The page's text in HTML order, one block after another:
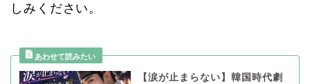
しみください。
【涙が止まらない】韓国時代劇